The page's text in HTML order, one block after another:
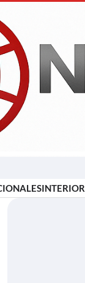
INTERIOR